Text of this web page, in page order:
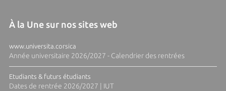
À la Une sur nos sites web
www.universita.corsica
Année universitaire 2026/2027 - Calendrier des rentrées
Etudiants & futurs étudiants
Dates de rentrée 2026/2027 | IUT